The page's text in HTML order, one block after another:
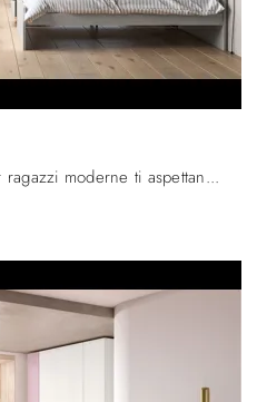
Le più originali camerette per ragazzi moderne ti aspettano! Scopri il modello Camera a 2 letti 212 di Zg Mobili.